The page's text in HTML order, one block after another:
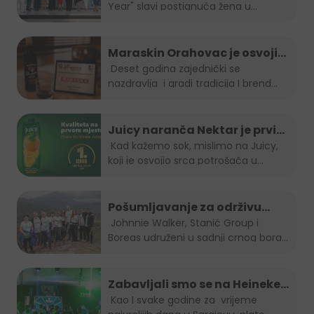
2023 je naša direktorica Amra
Year" slavi postignuća žena u...
Maraskin Orahovac je osvojio
zlatnu plaketu na Spirit fest-u
2023
nazdravlja i gradi tradicija I brend...
Juicy naranča Nektar je prvi
izbor potrošača u BiH
koji je osvojio srca potrošača u
Pošumljavanje za održivu
budućnost
Boreas udruženi u sadnji crnog bora...
Zabavljali smo se na Heineken
Summer lounge-u